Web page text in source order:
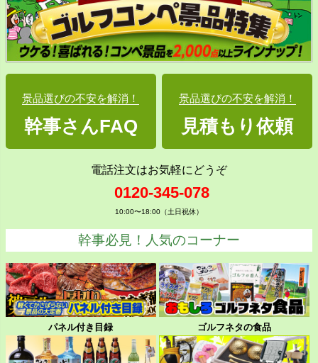
景品選びの不安を解消！
幹事さんFAQ
景品選びの不安を解消！
見積もり依頼
電話注文はお気軽にどうぞ
0120-345-078
10:00〜18:00（土日祝休）
幹事必見！人気のコーナー
パネル付き目録 ゴルフネタの食品